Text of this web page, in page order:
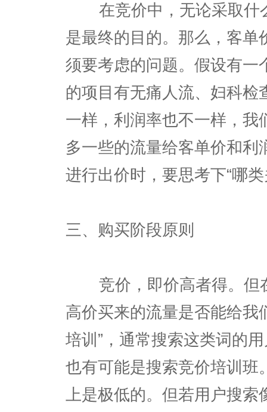
在竞价中，无论采取什
是最终的目的。那么，客单
须要考虑的问题。假设有一
的项目有无痛人流、妇科
一样，利润率也不一样，我
多一些的流量给客单价和
进行出价时，要思考下“哪
三、购买阶段原则
竞价，即价高者得。但
高价买来的流量是否能给我
培训”，通常搜索这类词的
也有可能是搜索竞价培训班
上是极低的。但若用户搜